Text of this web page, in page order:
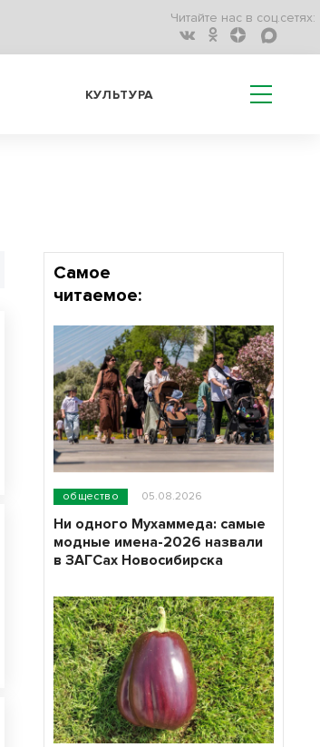
Читайте нас в соц.сетях:
КУЛЬТУРА
Самое
читаемое:
общество 05.08.2026
Ни одного Мухаммеда: самые
модные имена-2026 назвали
в ЗАГСах Новосибирска